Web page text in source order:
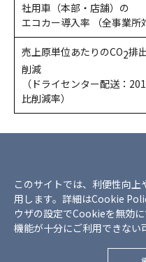
社用車（本部・店舗）の
エコカー導入率 （全事業所
売上原単位あたりのCO2排
削減
（ドライセンター配送：
比削減率）
プライバシーポリシー
クッキーポリシー
Copyright © Mr Max
このサイトでは、利便性向
用します。詳細はCookie
ウザの設定でCookieを無効
機能が十分にご利用できない